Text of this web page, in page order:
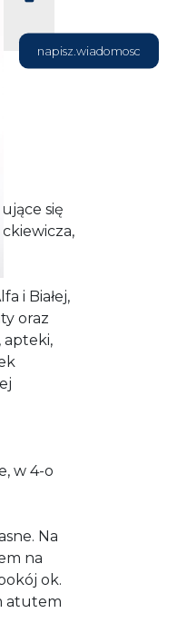
napisz.wiadomosc
się
i Białej,
oraz
apteki,
w 4-o
Na
na
ok.
atutem